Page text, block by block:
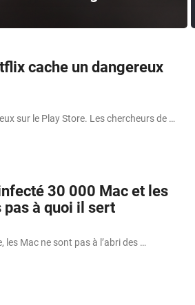
cache un dangereux
sur le Play Store. Les chercheurs de …
30 000 Mac et les
à quoi il sert
les Mac ne sont pas à l’abri des …